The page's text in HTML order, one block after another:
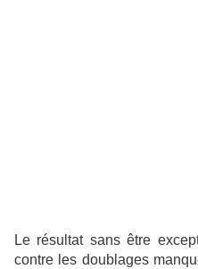
Le résultat sans être
contre les doublages